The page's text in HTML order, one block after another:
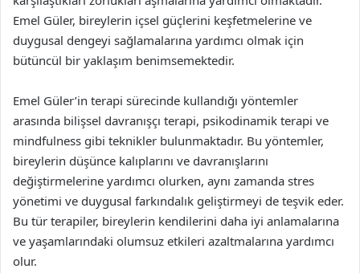
Emel Güler, bireylerin içsel güçlerini keşfetmelerine ve
duygusal dengeyi sağlamalarına yardımcı olmak için
bütüncül bir yaklaşım benimsemektedir.
Emel Güler’in terapi sürecinde kullandığı yöntemler
arasında bilişsel davranışçı terapi, psikodinamik terapi ve
mindfulness gibi teknikler bulunmaktadır. Bu yöntemler,
bireylerin düşünce kalıplarını ve davranışlarını
değiştirmelerine yardımcı olurken, aynı zamanda stres
yönetimi ve duygusal farkındalık geliştirmeyi de teşvik eder.
Bu tür terapiler, bireylerin kendilerini daha iyi anlamalarına
ve yaşamlarındaki olumsuz etkileri azaltmalarına yardımcı
olur.